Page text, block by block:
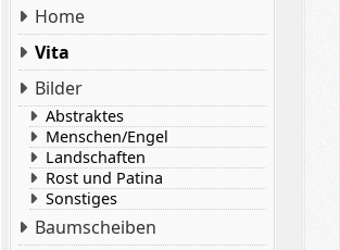
Home
Vita
Bilder
Abstraktes
Menschen/Engel
Landschaften
Rost und Patina
Sonstiges
Baumscheiben